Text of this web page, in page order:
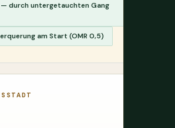
durch untergetauchten Gang
am Start (OMR 0,5)